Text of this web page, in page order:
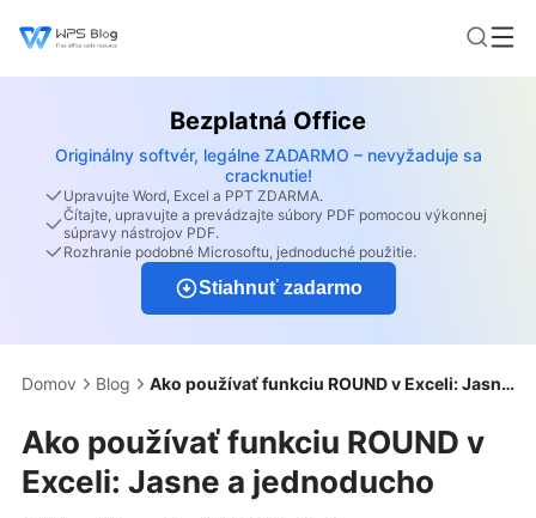
Bezplatná Office
Originálny softvér, legálne ZADARMO – nevyžaduje sa
cracknutie!
Upravujte Word, Excel a PPT ZDARMA.
Čítajte, upravujte a prevádzajte súbory PDF pomocou výkonnej
súpravy nástrojov PDF.
Rozhranie podobné Microsoftu, jednoduché použitie.
Stiahnuť zadarmo
Domov Blog Ako používať funkciu ROUND v Exceli: Jasne a jednoducho
Ako používať funkciu ROUND v
Exceli: Jasne a jednoducho